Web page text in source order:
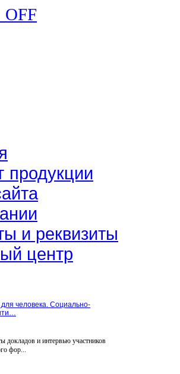
продукции
и реквизиты
центр
человека. Социально-
докладов и интервью участников
фор...